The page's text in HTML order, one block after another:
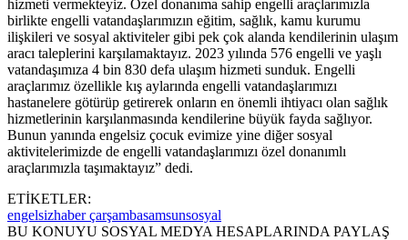
hizmeti vermekteyiz. Özel donanıma sahip engelli araçlarımızla
birlikte engelli vatandaşlarımızın eğitim, sağlık, kamu kurumu
ilişkileri ve sosyal aktiviteler gibi pek çok alanda kendilerinin ulaşım
aracı taleplerini karşılamaktayız. 2023 yılında 576 engelli ve yaşlı
vatandaşımıza 4 bin 830 defa ulaşım hizmeti sunduk. Engelli
araçlarımız özellikle kış aylarında engelli vatandaşlarımızı
hastanelere götürüp getirerek onların en önemli ihtiyacı olan sağlık
hizmetlerinin karşılanmasında kendilerine büyük fayda sağlıyor.
Bunun yanında engelsiz çocuk evimize yine diğer sosyal
aktivitelerimizde de engelli vatandaşlarımızı özel donanımlı
araçlarımızla taşımaktayız” dedi.
ETİKETLER:
engelsizhaber çarşambasamsunsosyal
BU KONUYU SOSYAL MEDYA HESAPLARINDA PAYLAŞ